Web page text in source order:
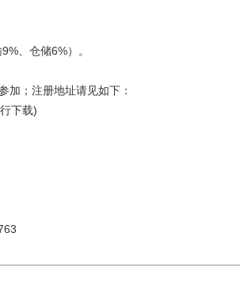
、仓储6%）。
加；注册地址请见如下：
下载)